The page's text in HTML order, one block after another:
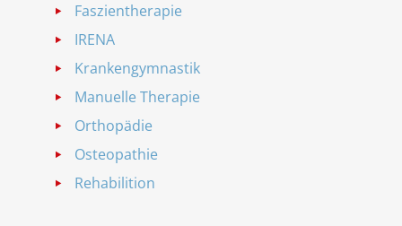
Faszientherapie
IRENA
Krankengymnastik
Manuelle Therapie
Orthopädie
Osteopathie
Rehabilition